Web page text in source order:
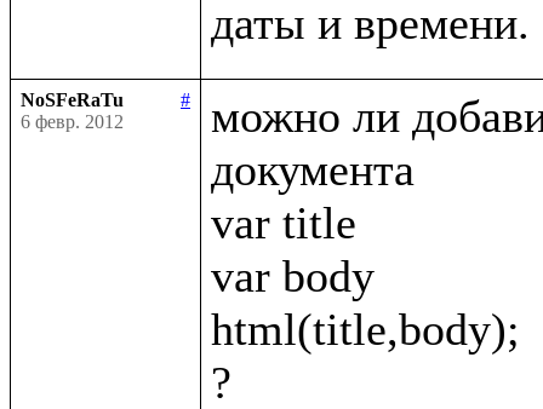
NoSFeRaTu
#
6 февр. 2012
можно ли
документа
var title
var body
html(title,body);